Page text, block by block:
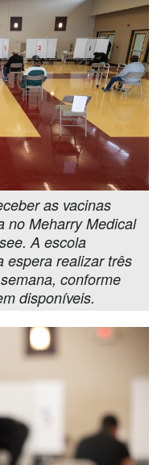
as vacinas
no Meharry Medical
A escola
espera realizar três
conforme
disponíveis.